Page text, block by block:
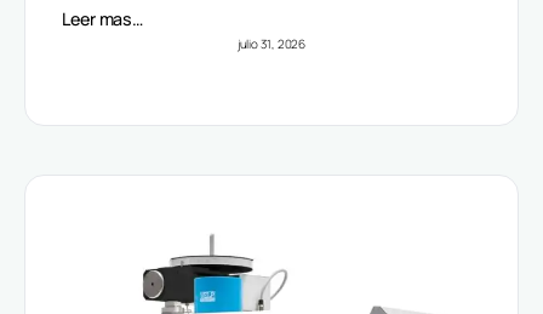
Leer mas…
julio 31, 2026